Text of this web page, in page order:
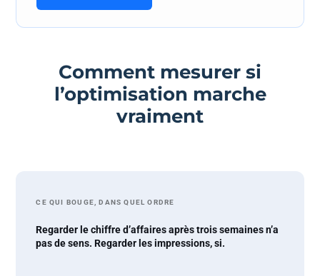
Comment mesurer si
l’optimisation marche
vraiment
CE QUI BOUGE, DANS QUEL ORDRE
Regarder le chiffre d’affaires après trois semaines n’a
pas de sens. Regarder les impressions, si.